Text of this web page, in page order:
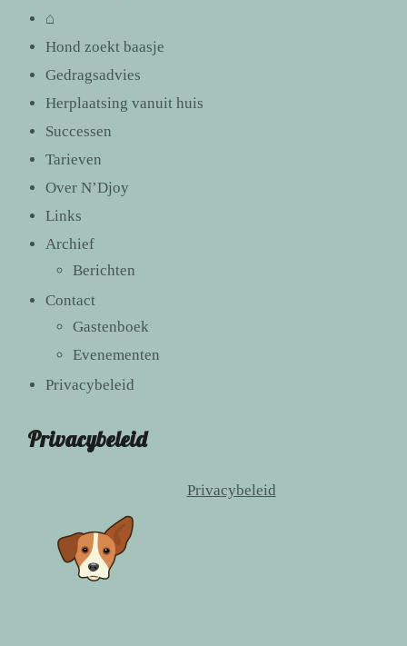
⌂
Hond zoekt baasje
Gedragsadvies
Herplaatsing vanuit huis
Successen
Tarieven
Over N’Djoy
Links
Archief
Berichten
Contact
Gastenboek
Evenementen
Privacybeleid
Privacybeleid
Privacybeleid